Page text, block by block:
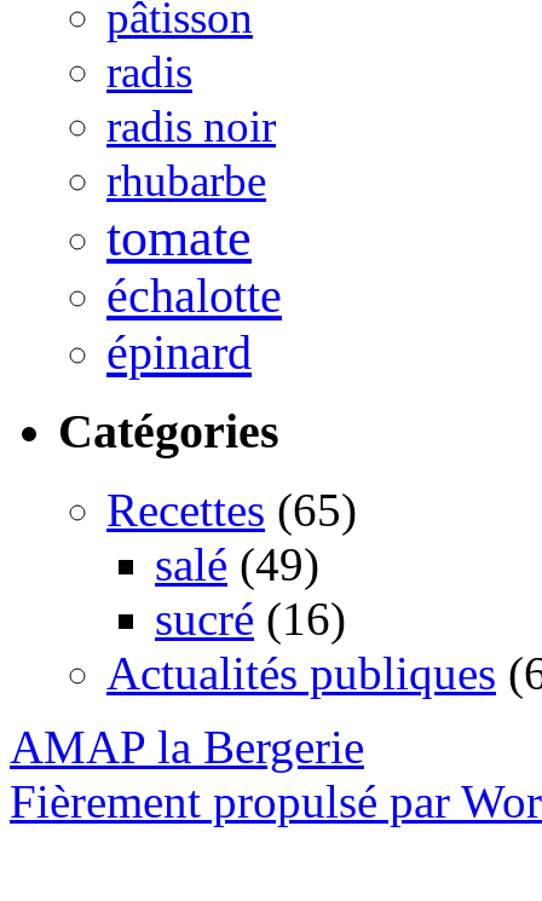
pâtisson
radis
radis noir
rhubarbe
tomate
échalotte
épinard
Catégories
Recettes (65)
salé (49)
sucré (16)
Actualités publiques
AMAP la Bergerie
Fièrement propulsé par